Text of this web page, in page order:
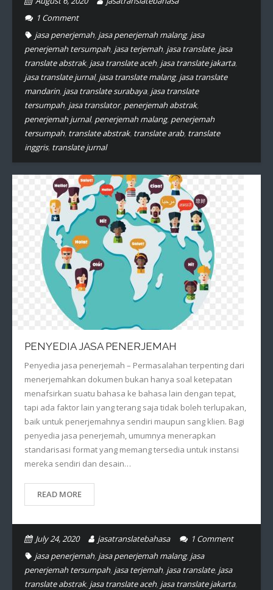
1 Comment
jasa penerjemah, jasa penerjemah malang, jasa
penerjemah tersumpah, jasa terjemah, jasa translate, jasa
translate abstrak, jasa translate aceh, jasa translate jakarta,
jasa translate jurnal, jasa translate malang, jasa translate
mandarin, jasa translate surabaya, jasa translate
tersumpah, jasa translator, penerjemah abstrak,
penerjemah jurnal, penerjemah malang, penerjemah
tersumpah, translate abstrak, translate arab, translate
inggris, translate jurnal
PENYEDIA JASA PENERJEMAH
Penyedia jasa penerjemah – Permasalahan terpenting dari
menerjemahkan dokumen bukan hanya soal ketepatan
menafsirkan suatu bahasa ke bahasa lain dengan tepat,
tapi ada faktor lain yang terang saja tidak boleh terlupakan,
baik untuk penerjemahnya sendiri maupun sang klien. Bagi
penyedia jasa penerjemah, umumnya menerapkan
standarisasi format yang memang tersedia untuk instansi
mereka sendiri dan desain…
READ MORE
July 24, 2020 jasatranslatebahasa 1 Comment
jasa penerjemah, jasa penerjemah malang, jasa
penerjemah tersumpah, jasa terjemah, jasa translate, jasa
translate abstrak, jasa translate aceh, jasa translate jakarta,